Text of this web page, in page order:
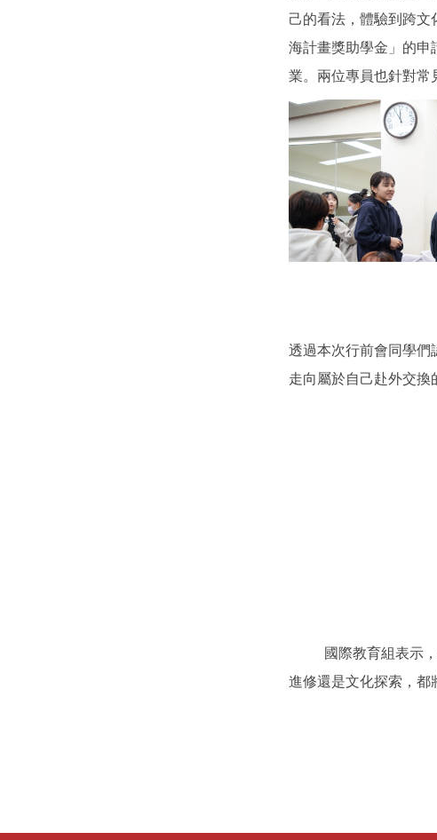
己的看法，體驗到跨
海計畫獎助學金」的申
業。兩位專員也針對常
透過本次行前會同學們
走向屬於自己赴外交換
國際教育組表示，
進修還是文化探索，都